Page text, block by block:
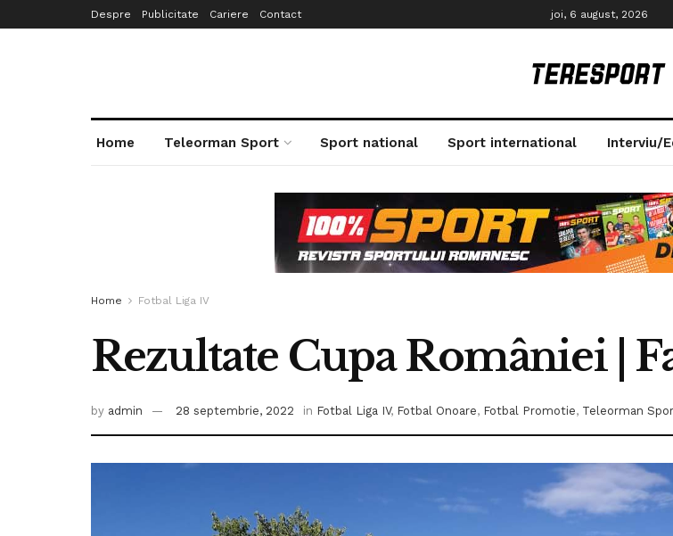
Despre Publicitate Cariere Contact joi, 6 august, 2026
Home Teleorman Sport Sport national Sport international Interviu/
Home Fotbal Liga IV
Rezultate Cupa României |
by admin 28 septembrie, 2022 in Fotbal Liga IV, Fotbal Onoare, Fotbal Promotie, Teleorman